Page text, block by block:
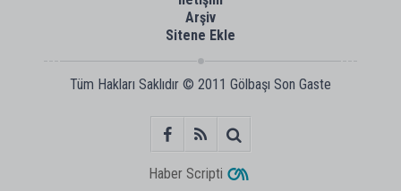
Arşiv
Sitene Ekle
Tüm Hakları Saklıdır © 2011 Gölbaşı Son Gaste
Haber Scripti